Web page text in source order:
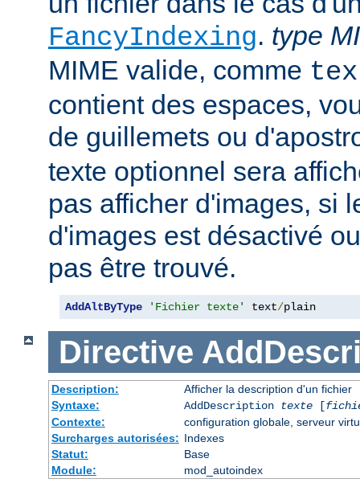
FancyIndexing. type
MIME valide, comme
contient des espaces,
de guillemets ou
texte optionnel sera
pas afficher d'images, si
d'images est désactivé
pas être trouvé.
AddAltByType 'Fichier texte' text/plain
Directive
Description:
Afficher la description d'un fichier
Syntaxe:
AddDescription texte[
Contexte:
configuration globale, serveur
Surcharges autorisées: Indexes
Statut:
Base
Module:
mod_autoindex